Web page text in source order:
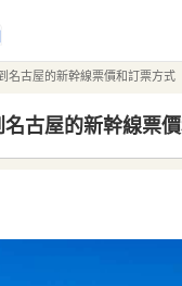
名古屋的新幹線票價和訂票方式
名古屋的新幹線票